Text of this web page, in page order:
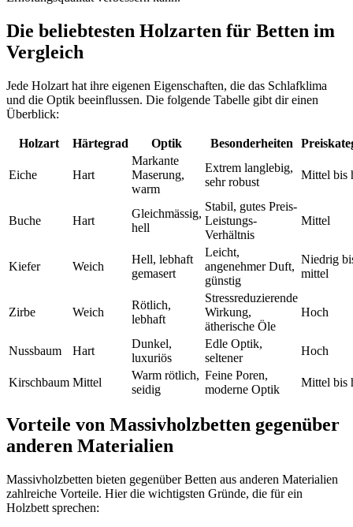
Die beliebtesten Holzarten für Betten im
Vergleich
Jede Holzart hat ihre eigenen Eigenschaften, die das Schlafklima
und die Optik beeinflussen. Die folgende Tabelle gibt dir einen
Überblick:
Holzart Härtegrad Optik Besonderheiten
Eiche Hart
Markante
Maserung,
warm
Extrem langlebig,
sehr robust
Mittel bis
Buche Hart
Gleichmässig,
hell
Stabil, gutes Preis-
Leistungs-
Verhältnis
Mittel
Kiefer Weich
Hell, lebhaft
gemasert
Leicht,
angenehmer Duft,
günstig
Niedrig
mittel
Zirbe Weich
Rötlich,
lebhaft
Stressreduzierende
Wirkung,
ätherische Öle
Hoch
Nussbaum Hart
Dunkel,
luxuriös
Edle Optik,
seltener
Hoch
Kirschbaum Mittel
Warm rötlich,
seidig
Feine Poren,
moderne Optik
Mittel bis
Vorteile von Massivholzbetten gegenüber
anderen Materialien
Massivholzbetten bieten gegenüber Betten aus anderen Materialien
zahlreiche Vorteile. Hier die wichtigsten Gründe, die für ein
Holzbett sprechen: